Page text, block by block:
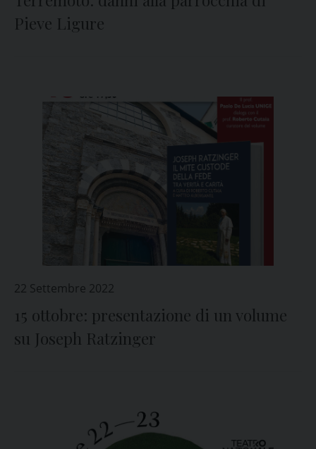
Pieve Ligure
22 Settembre 2022
15 ottobre: presentazione di un volume
su Joseph Ratzinger